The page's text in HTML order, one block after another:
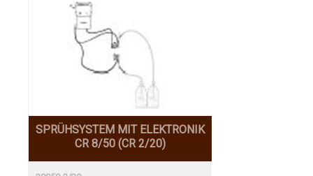
SPRÜHSYSTEM MIT ELEKTRONIK
CR 8/50 (CR 2/20)